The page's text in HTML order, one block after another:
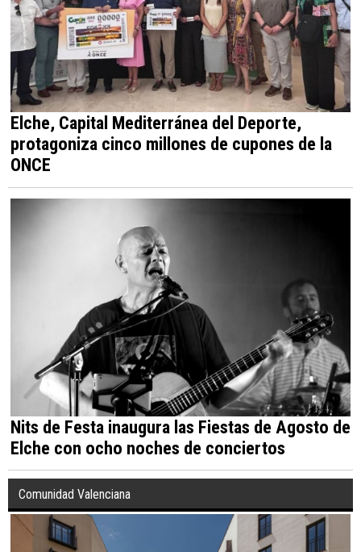
Elche, Capital Mediterránea del Deporte,
protagoniza cinco millones de cupones de la
ONCE
Nits de Festa inaugura las Fiestas de Agosto de
Elche con ocho noches de conciertos
Comunidad Valenciana